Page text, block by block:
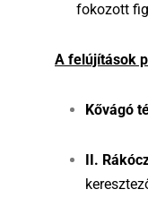
fokozott
A felújítások
Kővágó
II.